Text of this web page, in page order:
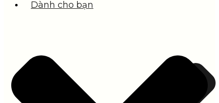
Dành cho bạn